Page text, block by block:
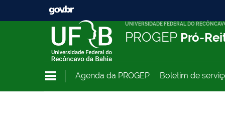
UNIVERSIDADE FEDERAL DO
PROGEP Pró-
Agenda da PROGEP Boletim de